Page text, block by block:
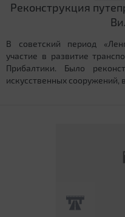
Реконструкция
В советский период
участие в развитие
Прибалтики. Было
искусственных сооружений,